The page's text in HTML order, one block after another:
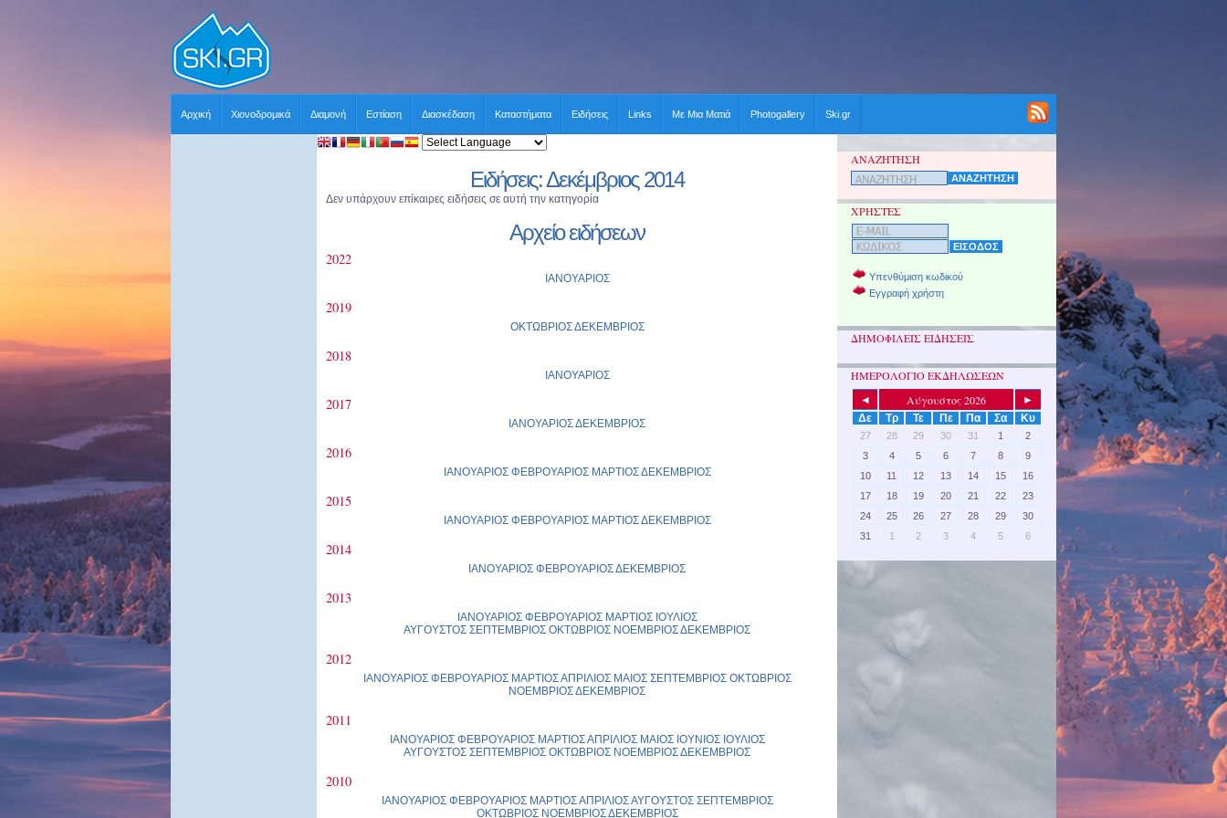
Αρχική Χιονοδρομικά Διαμονή Εστίαση Διασκέδαση Καταστήματα Ειδήσεις Links Με Μια Ματιά Photogallery Ski.gr
Ειδήσεις: Δεκέμβριος 2014
Δεν υπάρχουν επίκαιρες ειδήσεις σε αυτή την κατηγορία
Αρχείο ειδήσεων
2022
ΙΑΝΟΥΑΡΙΟΣ
2019
ΟΚΤΩΒΡΙΟΣΔΕΚΕΜΒΡΙΟΣ
2018
ΙΑΝΟΥΑΡΙΟΣ
2017
ΙΑΝΟΥΑΡΙΟΣΔΕΚΕΜΒΡΙΟΣ
2016
ΙΑΝΟΥΑΡΙΟΣ ΦΕΒΡΟΥΑΡΙΟΣ ΜΑΡΤΙΟΣΔΕΚΕΜΒΡΙΟΣ
2015
ΙΑΝΟΥΑΡΙΟΣ ΦΕΒΡΟΥΑΡΙΟΣ ΜΑΡΤΙΟΣΔΕΚΕΜΒΡΙΟΣ
2014
ΙΑΝΟΥΑΡΙΟΣ ΦΕΒΡΟΥΑΡΙΟΣΔΕΚΕΜΒΡΙΟΣ
2013
ΙΑΝΟΥΑΡΙΟΣ ΦΕΒΡΟΥΑΡΙΟΣ ΜΑΡΤΙΟΣ ΙΟΥΛΙΟΣ
ΑΥΓΟΥΣΤΟΣ ΣΕΠΤΕΜΒΡΙΟΣ ΟΚΤΩΒΡΙΟΣ ΝΟΕΜΒΡΙΟΣΔΕΚΕΜΒΡΙΟΣ
2012
ΙΑΝΟΥΑΡΙΟΣ ΦΕΒΡΟΥΑΡΙΟΣ ΜΑΡΤΙΟΣΑΠΡΙΛΙΟΣ ΜΑΙΟΣ ΣΕΠΤΕΜΒΡΙΟΣ ΟΚΤΩΒΡΙΟΣ
ΝΟΕΜΒΡΙΟΣΔΕΚΕΜΒΡΙΟΣ
2011
ΙΑΝΟΥΑΡΙΟΣ ΦΕΒΡΟΥΑΡΙΟΣ ΜΑΡΤΙΟΣΑΠΡΙΛΙΟΣ ΜΑΙΟΣ ΙΟΥΝΙΟΣ ΙΟΥΛΙΟΣ
ΑΥΓΟΥΣΤΟΣ ΣΕΠΤΕΜΒΡΙΟΣ ΟΚΤΩΒΡΙΟΣ ΝΟΕΜΒΡΙΟΣΔΕΚΕΜΒΡΙΟΣ
2010
ΙΑΝΟΥΑΡΙΟΣ ΦΕΒΡΟΥΑΡΙΟΣ ΜΑΡΤΙΟΣΑΠΡΙΛΙΟΣΑΥΓΟΥΣΤΟΣ ΣΕΠΤΕΜΒΡΙΟΣ
ΟΚΤΩΒΡΙΟΣ ΝΟΕΜΒΡΙΟΣΔΕΚΕΜΒΡΙΟΣ
ΑΝΑΖΗΤΗΣΗ
ΧΡΗΣΤΕΣ
Υπενθύμιση κωδικού
Εγγραφή χρήστη
ΔΗΜΟΦΙΛΕΙΣ ΕΙΔΗΣΕΙΣ
ΗΜΕΡΟΛΟΓΙΟ ΕΚΔΗΛΩΣΕΩΝ
◄ Αύγουστος 2026
►
Δε
Τρ Τε Πε Πα Σα Κυ
27 28 29 30 31 1
2
3
4 5 6 7 8
9
10
11 12 13 14 15
16
17
18 19 20 21 22
23
24
25 26 27 28 29
30
31
1 2 3 4 5 6